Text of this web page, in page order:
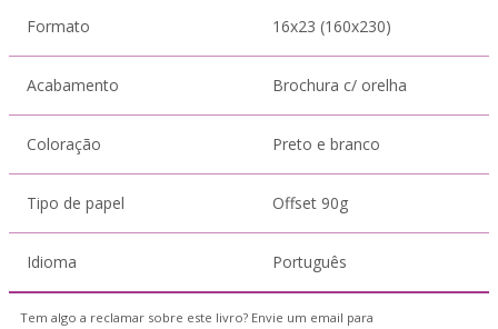
Formato 16x23 (160x230)
Acabamento Brochura c/ orelha
Coloração Preto e branco
Tipo de papel Offset 90g
Idioma Português
Tem algo a reclamar sobre este livro? Envie um email para